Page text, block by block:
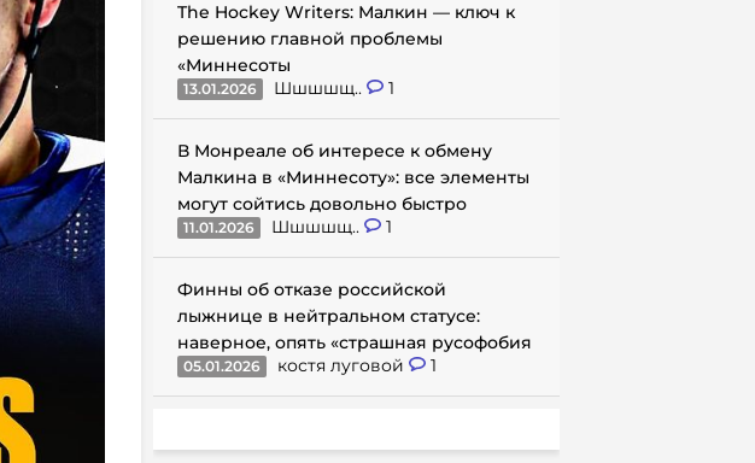
The Hockey Writers: Малкин — ключ к
решению главной проблемы
«Миннесоты
13.01.2026 Шшшшщ.. 1
В Монреале об интересе к обмену
Малкина в «Миннесоту»: все элементы
могут сойтись довольно быстро
11.01.2026 Шшшшщ.. 1
Финны об отказе российской
лыжнице в нейтральном статусе:
наверное, опять «страшная русофобия
05.01.2026 костя луговой 1